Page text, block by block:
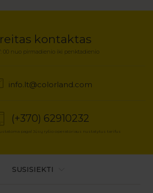
kontaktas
00 nuo pirmadienio iki penktadienio
info.lt@colorland.com
(+370) 62910232
pagal Jūsų ryšio operatoriaus nustatytus tarifus
SUSISIEKTI